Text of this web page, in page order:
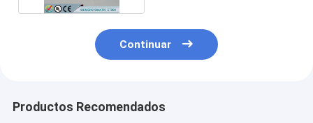
Continuar
Productos Recomendados